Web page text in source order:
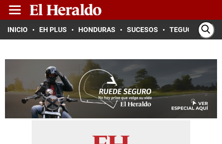
INICIO EH PLUS HONDURAS SUCESOS TEGUCIGALPA